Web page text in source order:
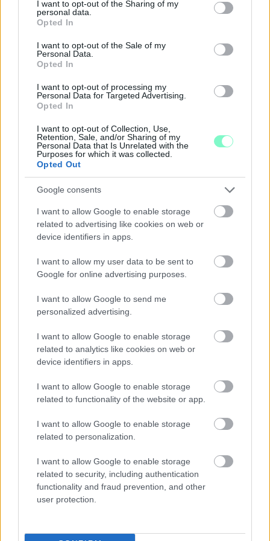
not limited to your visit or usage behaviour. You may click to
grant or deny consent to Google and its third-party tags to
use your data for below specified purposes in below Google
consent section.
I want to opt-out of the Sharing of my
personal data.
Opted In
I want to opt-out of the Sale of my
Personal Data.
Opted In
I want to opt-out of processing my
Personal Data for Targeted Advertising.
Opted In
I want to opt-out of Collection, Use,
Retention, Sale, and/or Sharing of my
Personal Data that Is Unrelated with the
Purposes for which it was collected.
Opted Out
Google consents
I want to allow Google to enable storage
related to advertising like cookies on web or
device identifiers in apps.
I want to allow my user data to be sent to
Google for online advertising purposes.
I want to allow Google to send me
personalized advertising.
I want to allow Google to enable storage
related to analytics like cookies on web or
device identifiers in apps.
I want to allow Google to enable storage
related to functionality of the website or app.
I want to allow Google to enable storage
related to personalization.
I want to allow Google to enable storage
related to security, including authentication
functionality and fraud prevention, and other
user protection.
Szólj hozzá!
MAGYAR PÉTER: 868 MILLIÁRD FORINTOS
BERUHÁZÁSI CSOMAGGAL ERŐSÍTIK
MAGYARORSZÁG ENERGIAELLÁTÁSÁT, MIKÖZBEN
TOVÁBBRA IS KRITIKUS NAPOK ELÉ NÉZ AZ ORSZÁG
kormány.